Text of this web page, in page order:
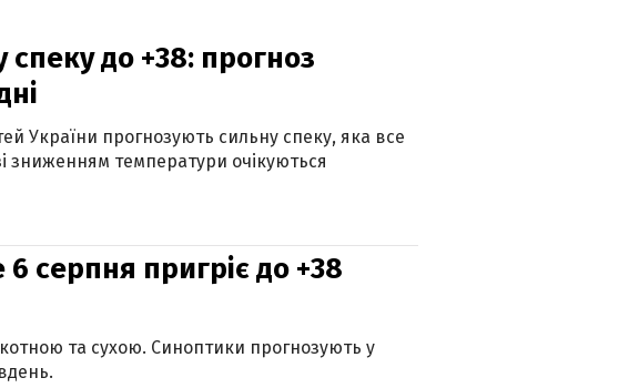
спеку до +38: прогноз
України прогнозують сильну спеку, яка все
зниженням температури очікуються
6 серпня пригріє до +38
та сухою. Синоптики прогнозують у